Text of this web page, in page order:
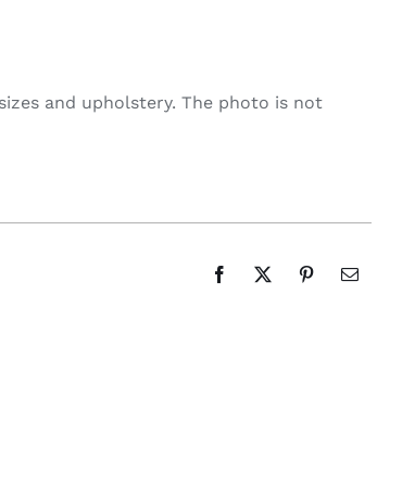
and upholstery. The photo is not